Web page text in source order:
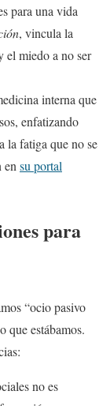
para una vida
, vincula la
el miedo a no ser
interna que
enfatizando
la fatiga que no se
en su portal
para
“ocio pasivo
que estábamos.
no es